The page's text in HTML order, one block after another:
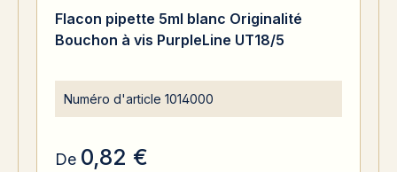
Flacon pipette 5ml blanc Originalité
Bouchon à vis PurpleLine UT18/5
Numéro d'article 1014000
De 0,82 €